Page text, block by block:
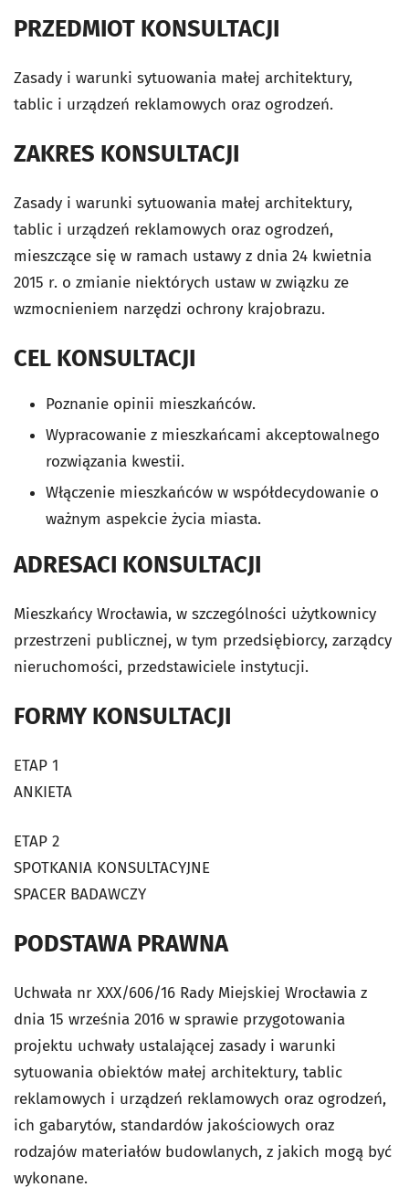
PRZEDMIOT KONSULTACJI
Zasady i warunki sytuowania małej architektury,
tablic i urządzeń reklamowych oraz ogrodzeń.
ZAKRES KONSULTACJI
Zasady i warunki sytuowania małej architektury,
tablic i urządzeń reklamowych oraz ogrodzeń,
mieszczące się w ramach ustawy z dnia 24 kwietnia
2015 r. o zmianie niektórych ustaw w związku ze
wzmocnieniem narzędzi ochrony krajobrazu.
CEL KONSULTACJI
Poznanie opinii mieszkańców.
Wypracowanie z mieszkańcami akceptowalnego
rozwiązania kwestii.
Włączenie mieszkańców w współdecydowanie o
ważnym aspekcie życia miasta.
ADRESACI KONSULTACJI
Mieszkańcy Wrocławia, w szczególności użytkownicy
przestrzeni publicznej, w tym przedsiębiorcy, zarządcy
nieruchomości, przedstawiciele instytucji.
FORMY KONSULTACJI
ETAP 1
ANKIETA
ETAP 2
SPOTKANIA KONSULTACYJNE
SPACER BADAWCZY
PODSTAWA PRAWNA
Uchwała nr XXX/606/16 Rady Miejskiej Wrocławia z
dnia 15 września 2016 w sprawie przygotowania
projektu uchwały ustalającej zasady i warunki
sytuowania obiektów małej architektury, tablic
reklamowych i urządzeń reklamowych oraz ogrodzeń,
ich gabarytów, standardów jakościowych oraz
rodzajów materiałów budowlanych, z jakich mogą być
wykonane.